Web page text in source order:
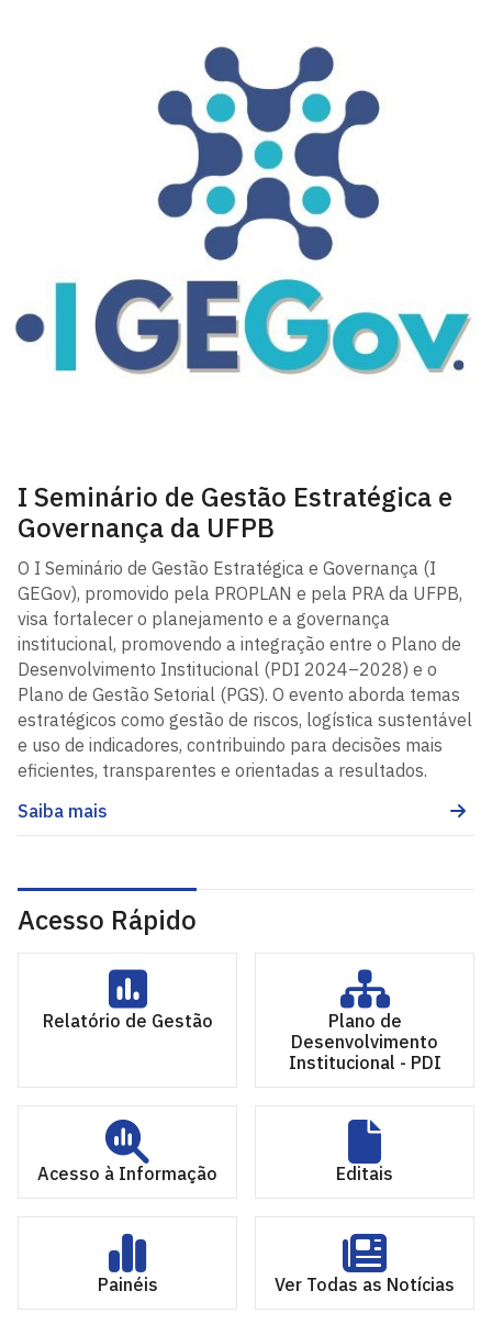
I Seminário de Gestão Estratégica e
Governança da UFPB
O I Seminário de Gestão Estratégica e Governança (I
GEGov), promovido pela PROPLAN e pela PRA da UFPB,
visa fortalecer o planejamento e a governança
institucional, promovendo a integração entre o Plano de
Desenvolvimento Institucional (PDI 2024–2028) e o
Plano de Gestão Setorial (PGS). O evento aborda temas
estratégicos como gestão de riscos, logística sustentável
e uso de indicadores, contribuindo para decisões mais
eficientes, transparentes e orientadas a resultados.
Saiba mais
Acesso Rápido
Relatório de Gestão
Plano de
Desenvolvimento
Institucional - PDI
Acesso à Informação Editais
Painéis Ver Todas as Notícias